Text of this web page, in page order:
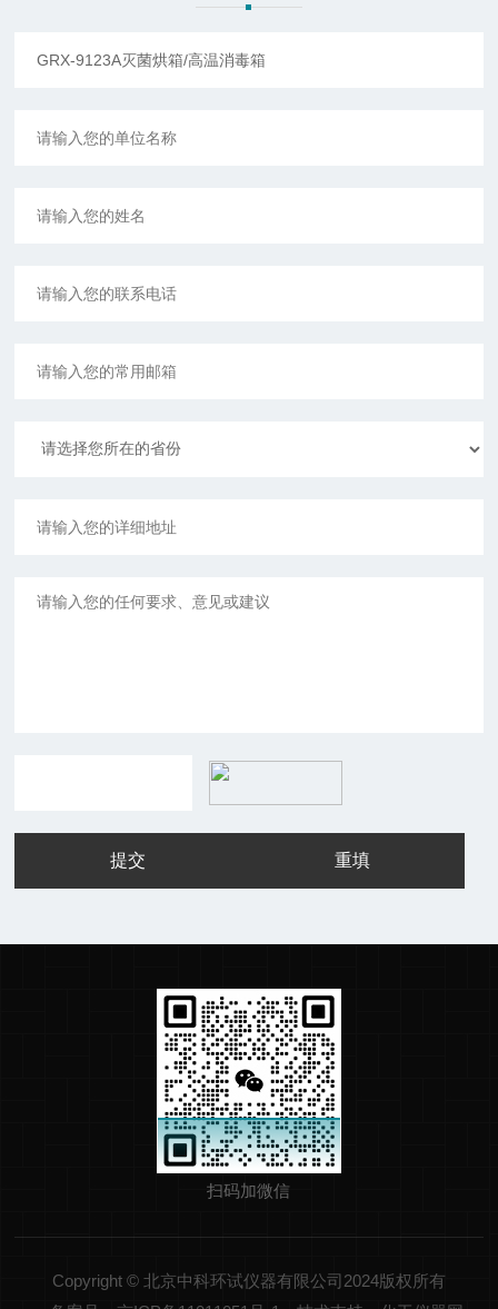
扫码加微信
Copyright © 北京中科环试仪器有限公司2024版权所有